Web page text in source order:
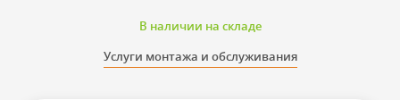
В наличии на складе
Услуги монтажа и обслуживания